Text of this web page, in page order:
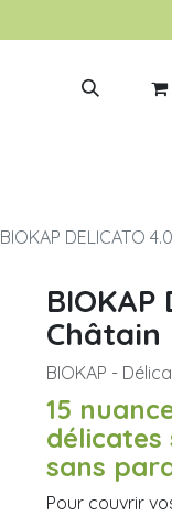
BIOKAP DELICATO
BIOKAP
BIOKAP -
15
sans
Pour couvrir